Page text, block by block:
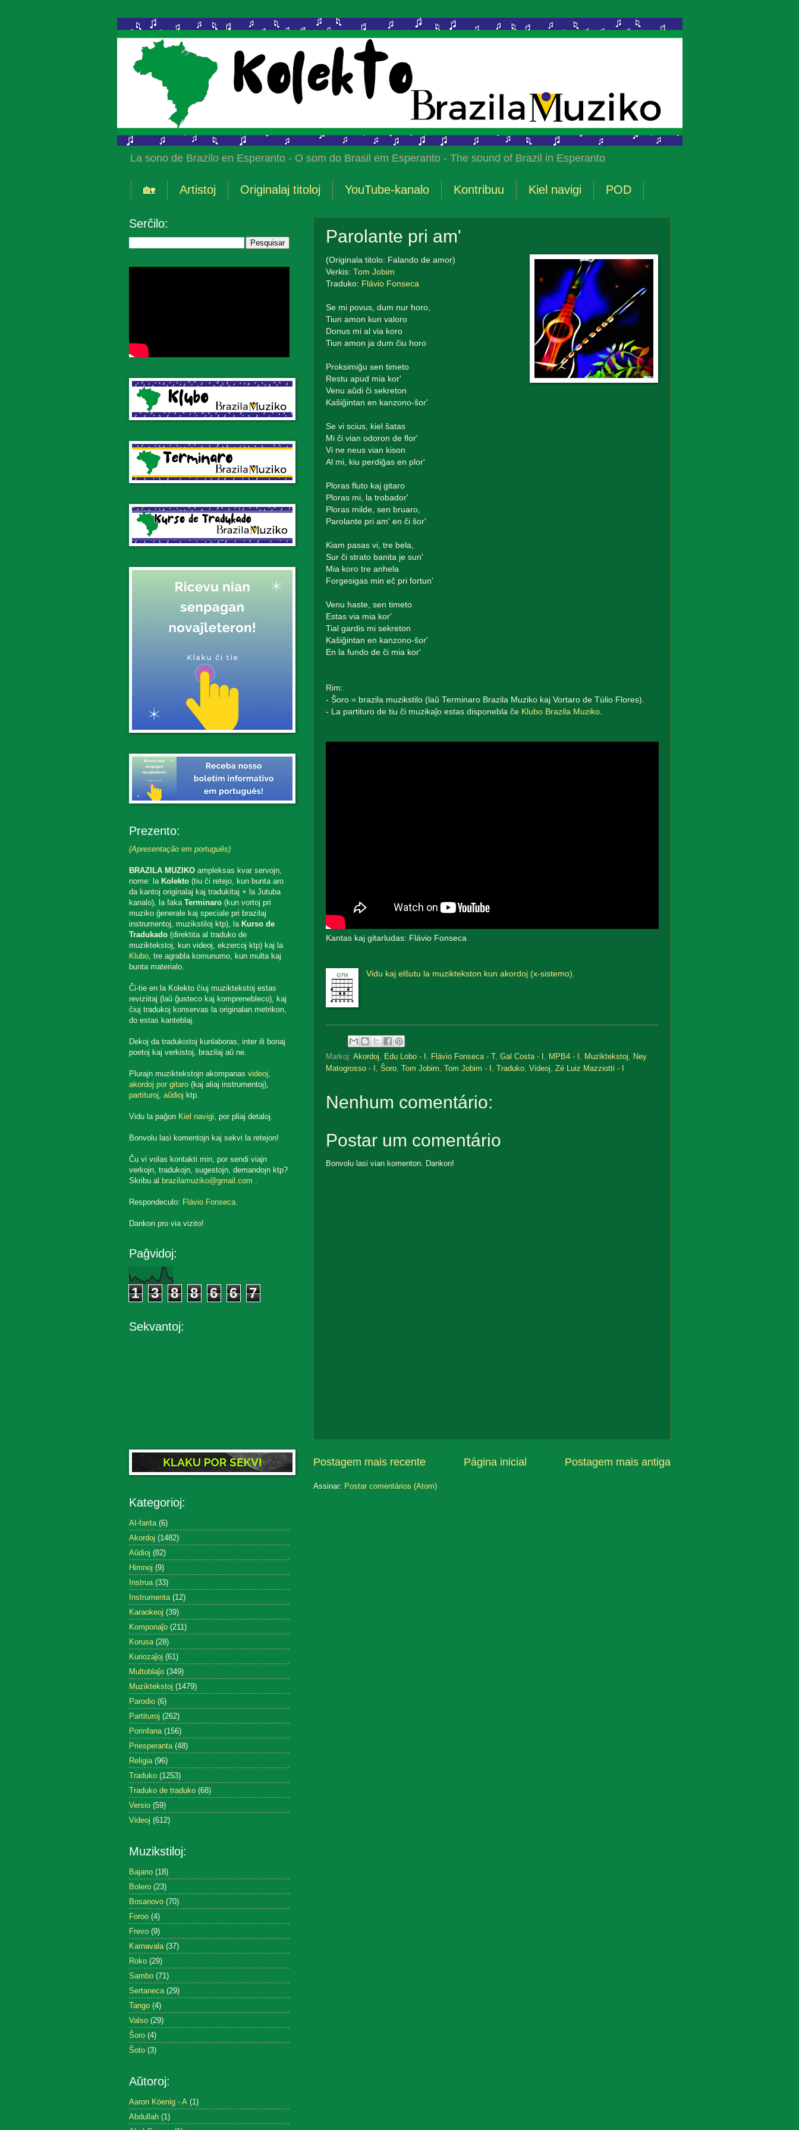
La sono de Brazilo en Esperanto - O som do Brasil em Esperanto - The sound of Brazil in Esperanto
🏡 Artistoj Originalaj titoloj YouTube-kanalo Kontribuu Kiel navigi POD
Parolante pri am'
(Originala titolo: Falando de amor)
Verkis: Tom Jobim
Traduko: Flávio Fonseca
Se mi povus, dum nur horo,
Tiun amon kun valoro
Donus mi al via koro
Tiun amon ja dum ĉiu horo
Proksimiĝu sen timeto
Restu apud mia kor'
Venu aŭdi ĉi sekreton
Kaŝiĝintan en kanzono-ŝor'
Se vi scius, kiel ŝatas
Mi ĉi vian odoron de flor'
Vi ne neus vian kison
Al mi, kiu perdiĝas en plor'
Ploras fluto kaj gitaro
Ploras mi, la trobador'
Ploras milde, sen bruaro,
Parolante pri am' en ĉi ŝor'
Kiam pasas vi, tre bela,
Sur ĉi strato banita je sun'
Mia koro tre anhela
Forgesigas min eĉ pri fortun'
Venu haste, sen timeto
Estas via mia kor'
Tial gardis mi sekreton
Kaŝiĝintan en kanzono-ŝor'
En la fundo de ĉi mia kor'
Rim:
- Ŝoro = brazila muzikstilo (laŭ Terminaro Brazila Muziko kaj Vortaro de Túlio Flores).
- La partituro de tiu ĉi muzikaĵo estas disponebla ĉe Klubo Brazila Muziko.
Kantas kaj gitarludas: Flávio Fonseca
Vidu kaj elŝutu la muziktekston kun akordoj (x-sistemo).
Markoj: Akordoj Edu Lobo - I Flávio Fonseca - T, Gal Costa - I MPB4 - I Muziktekstoj
Ney
Matogrosso - I
Ŝoro, Tom Jobim Tom Jobim - I Traduko, Videoj Zé Luiz Mazziotti - I
Nenhum comentário:
Postar um comentário
Bonvolu lasi vian komenton. Dankon!
Postagem mais recente Postagem mais antiga
Página inicial
Assinar: Postar comentários (Atom)
Serĉilo:
Prezento:
(Apresentação em português)
BRAZILA MUZIKOampleksas kvar servojn,
nome: la Kolekto(tiu ĉi retejo, kun bunta aro
da kantoj originalaj kaj tradukitaj + la Jutuba
kanalo), la faka Terminaro(kun vortoj pri
muziko ĝenerale kaj speciale pri brazilaj
instrumentoj, muzikstiloj ktp), la Kurso de
Tradukado(direktita al traduko de
muziktekstoj, kun videoj, ekzercoj ktp) kaj la
Klubo, tre agrabla komunumo, kun multa kaj
bunta materialo.
Ĉi-tie en la Kolekto ĉiuj muziktekstoj estas
reviziitaj (laŭ ĝusteco kaj komprenebleco), kaj
ĉiuj tradukoj konservas la originalan metrikon,
do estas kanteblaj.
Dekoj da tradukistoj kunlaboras, inter ili bonaj
poetoj kaj verkistoj, brazilaj aŭ ne.
Plurajn muziktekstojn akompanas videoj,
akordoj por gitaro(kaj aliaj instrumentoj),
partituroj, aŭdioj ktp.
Vidu la paĝon Kiel navigi, por pliaj detaloj.
Bonvolu lasi komentojn kaj sekvi la retejon!
Ĉu vi volas kontakti min, por sendi viajn
verkojn, tradukojn, sugestojn, demandojn ktp?
Skribu al brazilamuziko@gmail.com .
Respondeculo: Flávio Fonseca.
Dankon pro via vizito!
Paĝvidoj:
1 3 8 8 6 6 7
Sekvantoj:
Kategorioj:
AI-farita (6)
Akordoj (1482)
Aŭdioj (82)
Himnoj (9)
Instrua (33)
Instrumenta (12)
Karaokeoj (39)
Komponaĵo (211)
Korusa (28)
Kuriozaĵoj (61)
Multoblaĵo (349)
Muziktekstoj (1479)
Parodio (6)
Partituroj (262)
Porinfana (156)
Priesperanta (48)
Religia (96)
Traduko (1253)
Traduko de traduko (68)
Versio (59)
Videoj (612)
Muzikstiloj:
Bajano (18)
Bolero (23)
Bosanovo (70)
Foroo (4)
Frevo (9)
Karnavala (37)
Roko (29)
Sambo (71)
Sertaneca (29)
Tango (4)
Valso (29)
Ŝoro (4)
Ŝoto (3)
Aŭtoroj:
Aaron Köenig - A (1)
Abdullah (1)